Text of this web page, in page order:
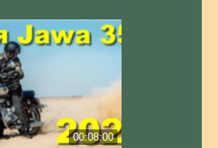
00:08:00